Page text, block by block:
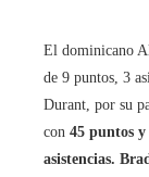
El dominicano
de 9 puntos, 3
Durant, por su
con 45 puntos
asistencias.